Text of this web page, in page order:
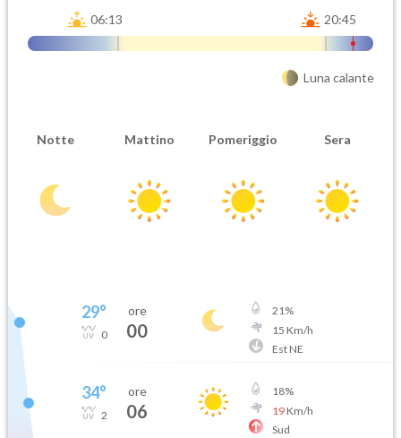
06:13 20:45
Luna calante
Notte Mattino Pomeriggio Sera
29°
0
ore
00
21%
15 Km/h
Est NE
34°
2
ore
06
18%
19Km/h
Sud